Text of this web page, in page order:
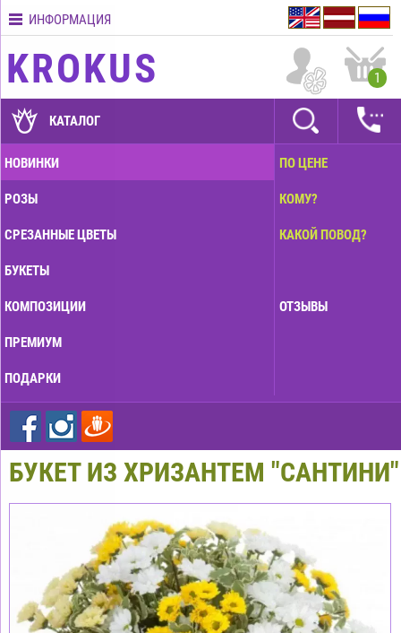
Контакты
Условия
ГАРАНТИИ
Как
оплатить?
Как
заказ?
ИНФОРМАЦИЯ
KROKUS 1
КАТАЛОГ
НОВИНКИ
РОЗЫ
СРЕЗАННЫЕ ЦВЕТЫ
БУКЕТЫ
КОМПОЗИЦИИ
ПРЕМИУМ
ПОДАРКИ
ПО ЦЕНЕ
КОМУ?
КАКОЙ ПОВОД?
ОТЗЫВЫ
БУКЕТ ИЗ ХРИЗАНТЕМ "CАНТИНИ"